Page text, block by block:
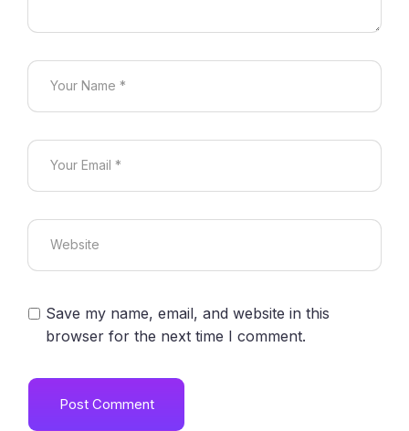
Save my name, email, and website in this
browser for the next time I comment.
Post Comment